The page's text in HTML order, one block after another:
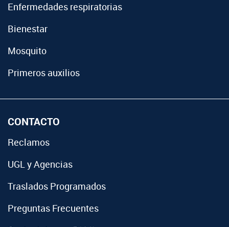
Enfermedades respiratorias
Bienestar
Mosquito
Primeros auxilios
CONTACTO
Reclamos
UGL y Agencias
Traslados Programados
Preguntas Frecuentes